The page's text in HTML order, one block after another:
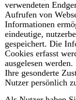
verwendeten
Aufrufen von
Informationen
eindeutige,
gespeichert. Die
Cookies erfasst
ausgelesen
Ihre gesonderte
Nutzer persönlich